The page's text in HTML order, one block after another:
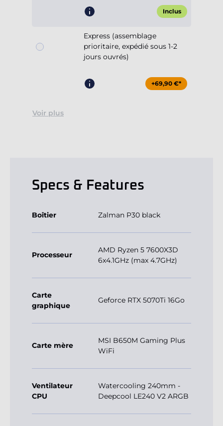
Inclus
Express (assemblage
prioritaire, expédié sous 1-2
jours ouvrés)
+69,90 €*
Voir plus
Specs & Features
Boîtier Zalman P30 black
Processeur
AMD Ryzen 5 7600X3D
6x4.1GHz (max 4.7GHz)
Carte
graphique
Geforce RTX 5070Ti 16Go
Carte mère
MSI B650M Gaming Plus
WiFi
Ventilateur
CPU
Watercooling 240mm -
Deepcool LE240 V2 ARGB